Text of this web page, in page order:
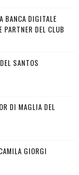
BANCA DIGITALE
PARTNER DEL CLUB
SANTOS
DI MAGLIA DEL
GIORGI